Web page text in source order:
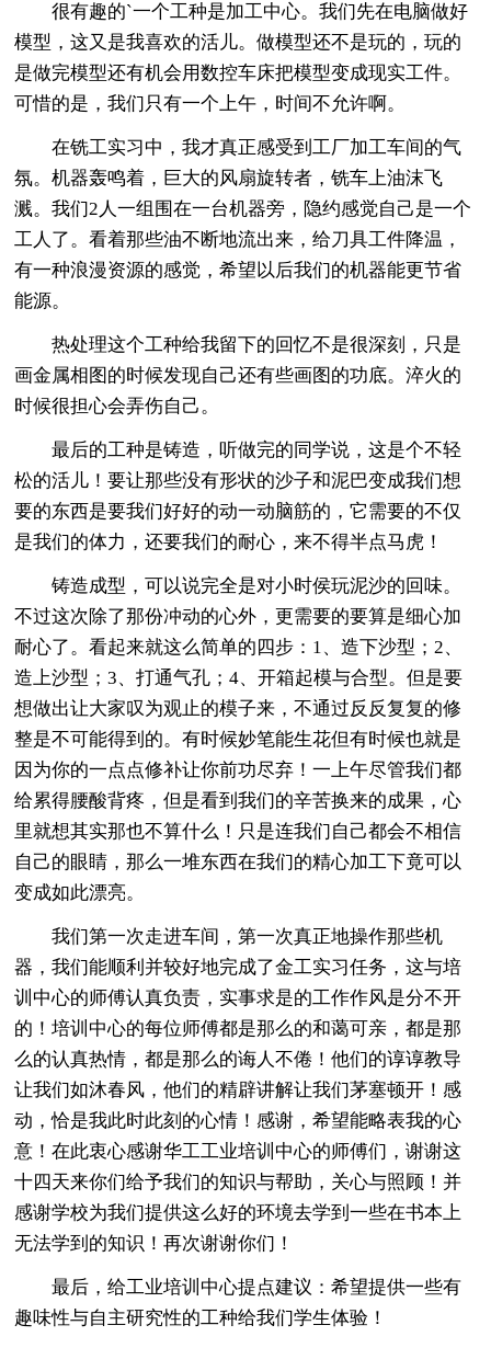
很有趣的`一个工种是加工中心。我们先在电脑做好
模型，这又是我喜欢的活儿。做模型还不是玩的，玩的
是做完模型还有机会用数控车床把模型变成现实工件。
可惜的是，我们只有一个上午，时间不允许啊。
在铣工实习中，我才真正感受到工厂加工车间的气
氛。机器轰鸣着，巨大的风扇旋转者，铣车上油沫飞
溅。我们2人一组围在一台机器旁，隐约感觉自己是一个
工人了。看着那些油不断地流出来，给刀具工件降温，
有一种浪漫资源的感觉，希望以后我们的机器能更节省
能源。
热处理这个工种给我留下的回忆不是很深刻，只是
画金属相图的时候发现自己还有些画图的功底。淬火的
时候很担心会弄伤自己。
最后的工种是铸造，听做完的同学说，这是个不轻
松的活儿！要让那些没有形状的沙子和泥巴变成我们想
要的东西是要我们好好的动一动脑筋的，它需要的不仅
是我们的体力，还要我们的耐心，来不得半点马虎！
铸造成型，可以说完全是对小时侯玩泥沙的回味。
不过这次除了那份冲动的心外，更需要的要算是细心加
耐心了。看起来就这么简单的四步：1、造下沙型；2、
造上沙型；3、打通气孔；4、开箱起模与合型。但是要
想做出让大家叹为观止的模子来，不通过反反复复的修
整是不可能得到的。有时候妙笔能生花但有时候也就是
因为你的一点点修补让你前功尽弃！一上午尽管我们都
给累得腰酸背疼，但是看到我们的辛苦换来的成果，心
里就想其实那也不算什么！只是连我们自己都会不相信
自己的眼睛，那么一堆东西在我们的精心加工下竟可以
变成如此漂亮。
我们第一次走进车间，第一次真正地操作那些机
器，我们能顺利并较好地完成了金工实习任务，这与培
训中心的师傅认真负责，实事求是的工作作风是分不开
的！培训中心的每位师傅都是那么的和蔼可亲，都是那
么的认真热情，都是那么的诲人不倦！他们的谆谆教导
让我们如沐春风，他们的精辟讲解让我们茅塞顿开！感
动，恰是我此时此刻的心情！感谢，希望能略表我的心
意！在此衷心感谢华工工业培训中心的师傅们，谢谢这
十四天来你们给予我们的知识与帮助，关心与照顾！并
感谢学校为我们提供这么好的环境去学到一些在书本上
无法学到的知识！再次谢谢你们！
最后，给工业培训中心提点建议：希望提供一些有
趣味性与自主研究性的工种给我们学生体验！